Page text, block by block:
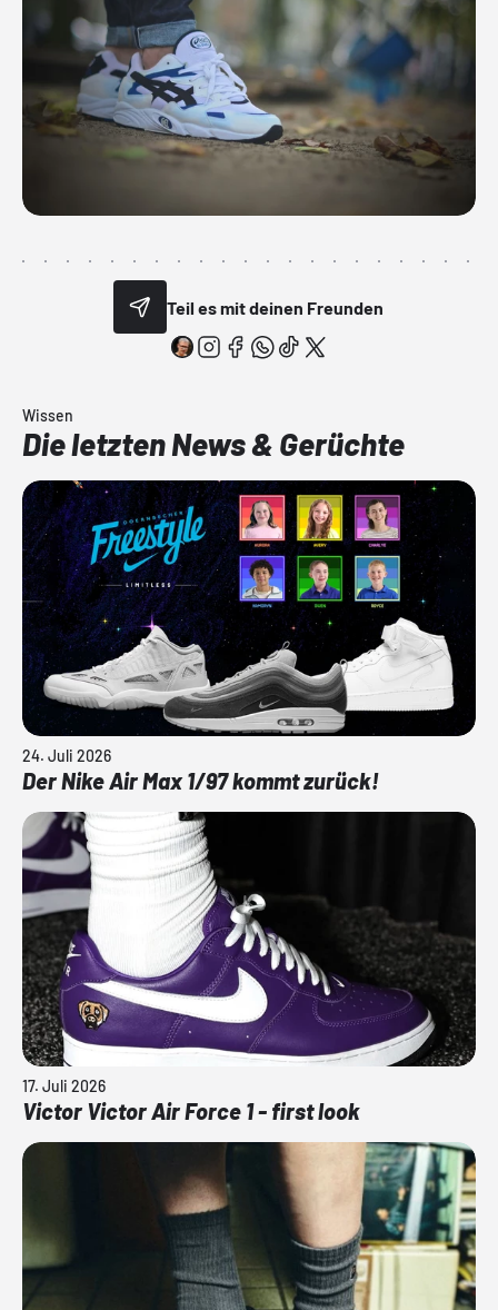
Teil es mit deinen Freunden
Wissen
Die letzten News & Gerüchte
24. Juli 2026
Der Nike Air Max 1/97 kommt zurück!
17. Juli 2026
Victor Victor Air Force 1 - first look